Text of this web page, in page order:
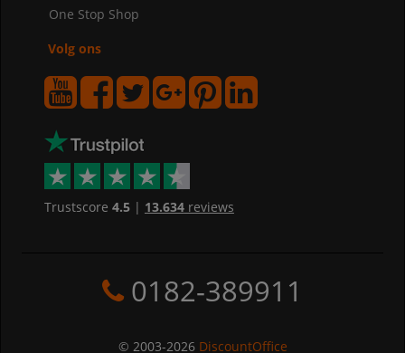
One Stop Shop
Volg ons
Trustscore 4.5| 13.634reviews
0182-389911
© 2003-2026 DiscountOffice